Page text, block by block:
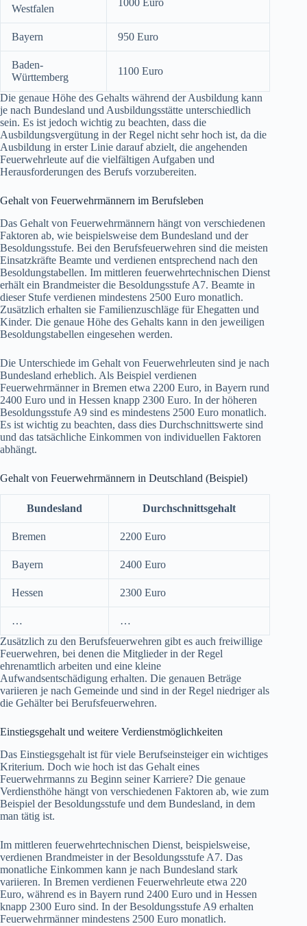
Westfalen
Bayern 950 Euro
Baden-
Württemberg
1100 Euro
Die genaue Höhe des Gehalts während der Ausbildung kann
je nach Bundesland und Ausbildungsstätte unterschiedlich
sein. Es ist jedoch wichtig zu beachten, dass die
Ausbildungsvergütung in der Regel nicht sehr hoch ist, da die
Ausbildung in erster Linie darauf abzielt, die angehenden
Feuerwehrleute auf die vielfältigen Aufgaben und
Herausforderungen des Berufs vorzubereiten.
Gehalt von Feuerwehrmännern im Berufsleben
Das Gehalt von Feuerwehrmännern hängt von verschiedenen
Faktoren ab, wie beispielsweise dem Bundesland und der
Besoldungsstufe. Bei den Berufsfeuerwehren sind die meisten
Einsatzkräfte Beamte und verdienen entsprechend nach den
Besoldungstabellen. Im mittleren feuerwehrtechnischen Dienst
erhält ein Brandmeister die Besoldungsstufe A7. Beamte in
dieser Stufe verdienen mindestens 2500 Euro monatlich.
Zusätzlich erhalten sie Familienzuschläge für Ehegatten und
Kinder. Die genaue Höhe des Gehalts kann in den jeweiligen
Besoldungstabellen eingesehen werden.
Die Unterschiede im Gehalt von Feuerwehrleuten sind je nach
Bundesland erheblich. Als Beispiel verdienen
Feuerwehrmänner in Bremen etwa 2200 Euro, in Bayern rund
2400 Euro und in Hessen knapp 2300 Euro. In der höheren
Besoldungsstufe A9 sind es mindestens 2500 Euro monatlich.
Es ist wichtig zu beachten, dass dies Durchschnittswerte sind
und das tatsächliche Einkommen von individuellen Faktoren
abhängt.
Gehalt von Feuerwehrmännern in Deutschland (Beispiel)
Bundesland Durchschnittsgehalt
Bremen 2200 Euro
Bayern 2400 Euro
Hessen 2300 Euro
…
…
Zusätzlich zu den Berufsfeuerwehren gibt es auch freiwillige
Feuerwehren, bei denen die Mitglieder in der Regel
ehrenamtlich arbeiten und eine kleine
Aufwandsentschädigung erhalten. Die genauen Beträge
variieren je nach Gemeinde und sind in der Regel niedriger als
die Gehälter bei Berufsfeuerwehren.
Einstiegsgehalt und weitere Verdienstmöglichkeiten
Das Einstiegsgehalt ist für viele Berufseinsteiger ein wichtiges
Kriterium. Doch wie hoch ist das Gehalt eines
Feuerwehrmanns zu Beginn seiner Karriere? Die genaue
Verdiensthöhe hängt von verschiedenen Faktoren ab, wie zum
Beispiel der Besoldungsstufe und dem Bundesland, in dem
man tätig ist.
Im mittleren feuerwehrtechnischen Dienst, beispielsweise,
verdienen Brandmeister in der Besoldungsstufe A7. Das
monatliche Einkommen kann je nach Bundesland stark
variieren. In Bremen verdienen Feuerwehrleute etwa 220
Euro, während es in Bayern rund 2400 Euro und in Hessen
knapp 2300 Euro sind. In der Besoldungsstufe A9 erhalten
Feuerwehrmänner mindestens 2500 Euro monatlich.